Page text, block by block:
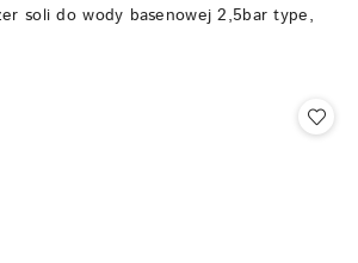
soli do wody basenowej 2,5bar type,